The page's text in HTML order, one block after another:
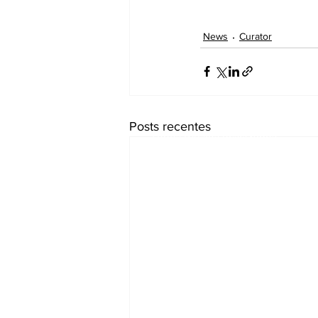
News Curator
Posts recentes
Todos Direitos Reservados